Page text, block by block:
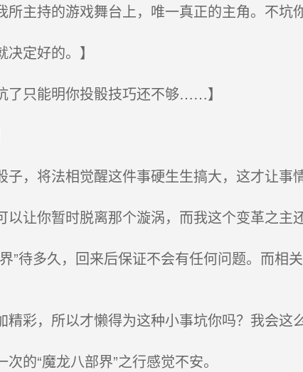
主持的游戏舞台上，唯一真正的主角。不坑
定好的。】
只能明你投骰技巧还不够……】
，将法相觉醒这件事硬生生搞大，这才让事
让你暂时脱离那个漩涡，而我这个变革之主
”待多久，回来后保证不会有任何问题。而相
彩，所以才懒得为这种小事坑你吗？我会这
的“魔龙八部界”之行感觉不安。